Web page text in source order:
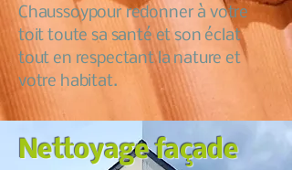
Chaussoypour redonner à votre
toit toute sa santé et son éclat
tout en respectant la nature et
votre habitat.
Nettoyage façade